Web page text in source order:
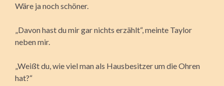
Wäre ja noch schöner.
„Davon hast du mir gar nichts erzählt“, meinte Taylor
neben mir.
„Weißt du, wie viel man als Hausbesitzer um die Ohren
hat?“